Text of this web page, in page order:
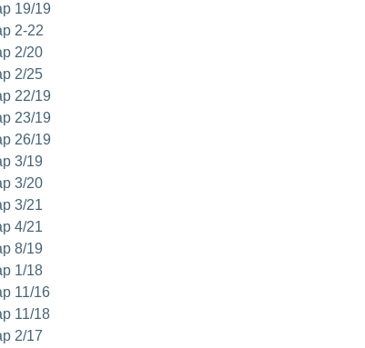
19/19
2-22
2/20
2/25
22/19
23/19
26/19
3/19
3/20
3/21
4/21
8/19
1/18
11/16
11/18
2/17